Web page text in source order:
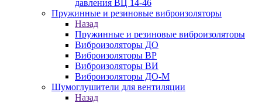
давления ВЦ 14-46
Пружинные и резиновые виброизоляторы
Назад
Пружинные и резиновые виброизоляторы
Виброизоляторы ДО
Виброизоляторы ВР
Виброизоляторы ВИ
Виброизоляторы ДО-М
Шумоглушители для вентиляции
Назад